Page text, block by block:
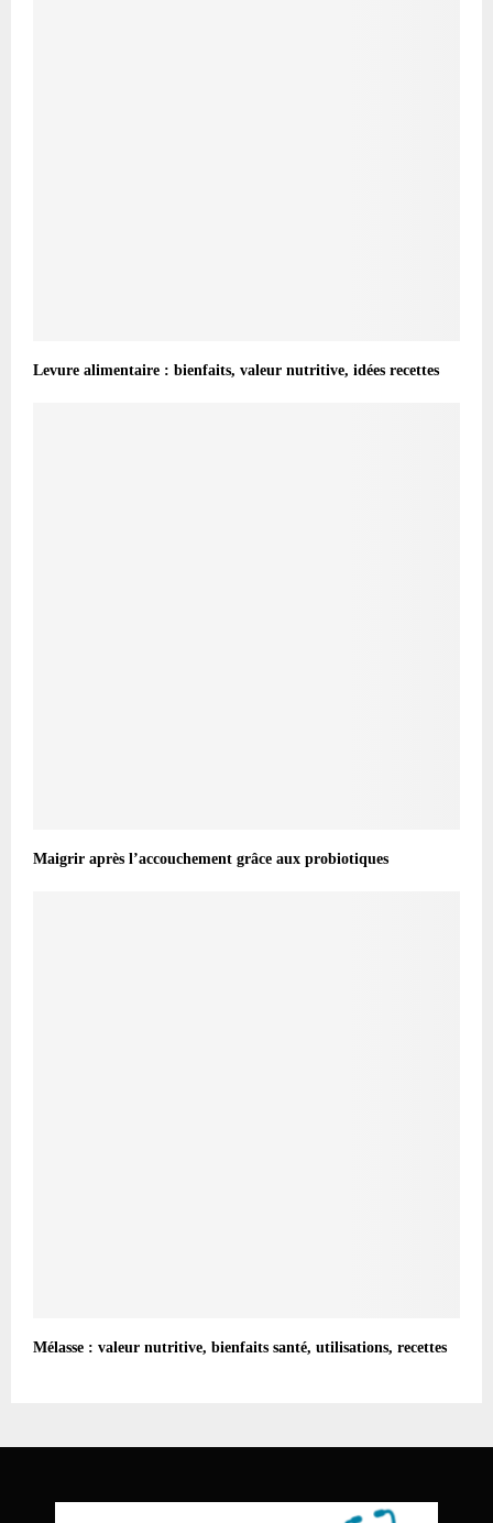
Levure alimentaire : bienfaits, valeur nutritive, idées recettes
Maigrir après l’accouchement grâce aux probiotiques
Mélasse : valeur nutritive, bienfaits santé, utilisations, recettes